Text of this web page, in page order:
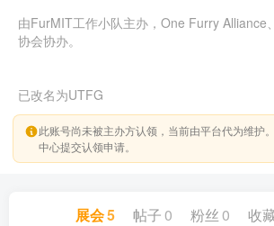
由FurMIT工作小队主办，One Furry Alliance
协会协办。
已改名为UTFG
此账号尚未被主办方认领，当前由平台代为维护
中心提交认领申请。
展会5 帖子 0 粉丝 0 收